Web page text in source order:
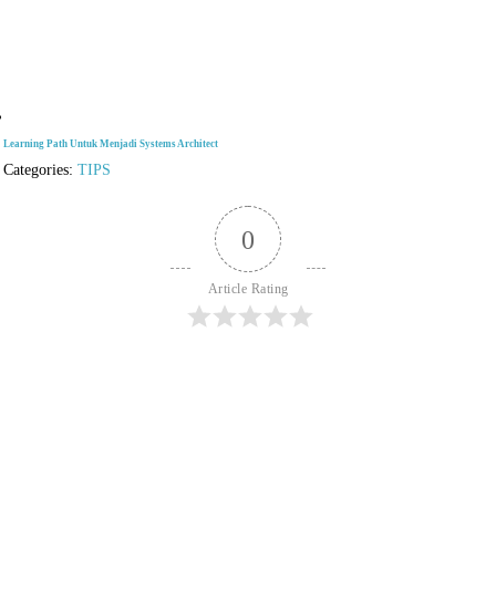
Learning Path Untuk Menjadi Systems Architect
Categories:TIPS
0
Article Rating